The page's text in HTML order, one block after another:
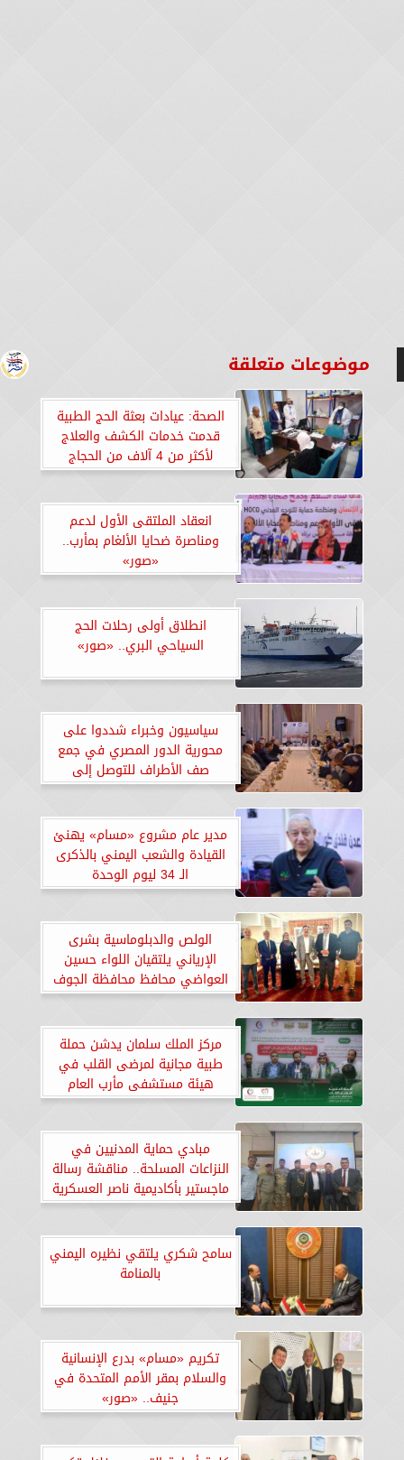
موضوعات متعلقة
الصحة: عيادات بعثة الحج الطبية
قدمت خدمات الكشف والعلاج
لأكثر من 4 آلاف من الحجاج
المصريين في مكة والمدينة..
انعقاد الملتقى الأول لدعم
ومناصرة ضحايا الألغام بمأرب..
«صور»
انطلاق أولى رحلات الحج
السياحي البري.. «صور»
سياسيون وخبراء شددوا على
محورية الدور المصري في جمع
صف الأطراف للتوصل إلى
تفاهمات تؤكد مواجهة التهديدات
«صور»
مدير عام مشروع «مسام» يهنئ
القيادة والشعب اليمني بالذكرى
الـ 34 ليوم الوحدة
الولص والدبلوماسية بشرى
الإرياني يلتقيان اللواء حسين
العواضي محافظ محافظة الجوف
بالقاهرة.. «صور»
مركز الملك سلمان يدشن حملة
طبية مجانية لمرضى القلب في
هيئة مستشفى مأرب العام
مبادي حماية المدنيين في
النزاعات المسلحة.. مناقشة رسالة
ماجستير بأكاديمية ناصر العسكرية
سامح شكري يلتقي نظيره اليمني
بالمنامة
تكريم «مسام» بدرع الإنسانية
والسلام بمقر الأمم المتحدة في
جنيف.. «صور»